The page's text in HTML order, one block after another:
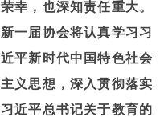
荣幸，也深知责任重大。
新一届协会将认真学习习
近平新时代中国特色社会
主义思想，深入贯彻落实
习近平总书记关于教育的